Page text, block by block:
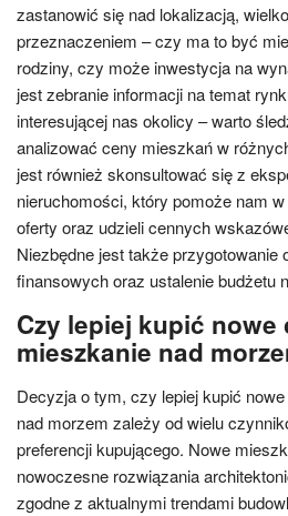
zastanowić się nad lokalizacją,
przeznaczeniem – czy ma to być
rodziny, czy może inwestycja na
jest zebranie informacji na temat
interesującej nas okolicy – warto
analizować ceny mieszkań w
jest również skonsultować się z
nieruchomości, który pomoże nam
oferty oraz udzieli cennych
Niezbędne jest także przygotowanie
finansowych oraz ustalenie budżetu
Czy lepiej kupić nowe
mieszkanie nad
Decyzja o tym, czy lepiej kupić
nad morzem zależy od wielu
preferencji kupującego. Nowe
nowoczesne rozwiązania
zgodne z aktualnymi trendami